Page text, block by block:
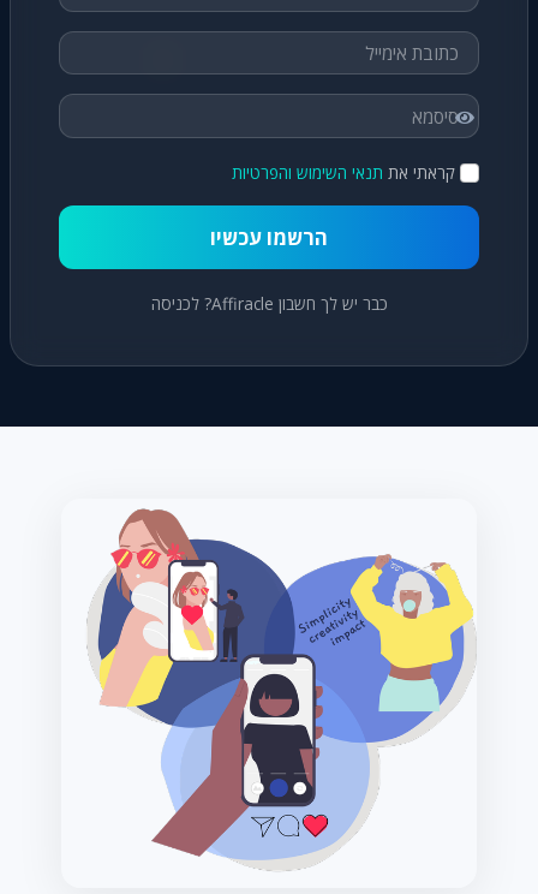
קראתי את תנאי השימוש והפרטיות
הרשמו עכשיו
כבר יש לך חשבון Affiracle? לכניסה